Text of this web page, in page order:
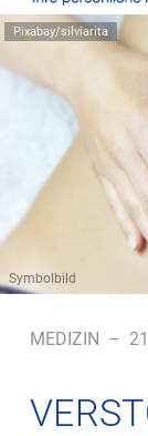
Pixabay/silviarita
Symbolbild
MEDIZIN –